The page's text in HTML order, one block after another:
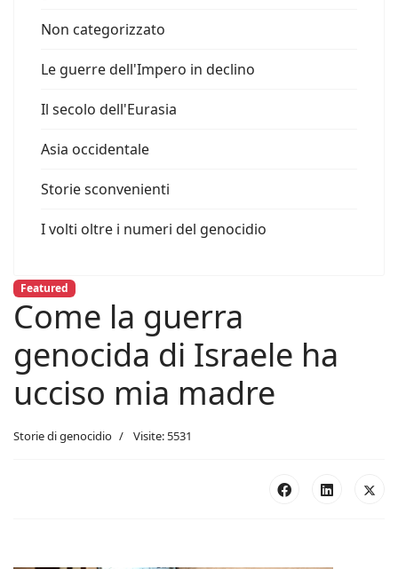
Non categorizzato
Le guerre dell'Impero in declino
Il secolo dell'Eurasia
Asia occidentale
Storie sconvenienti
I volti oltre i numeri del genocidio
Featured
Come la guerra
genocida di Israele ha
ucciso mia madre
Storie di genocidio Visite: 5531